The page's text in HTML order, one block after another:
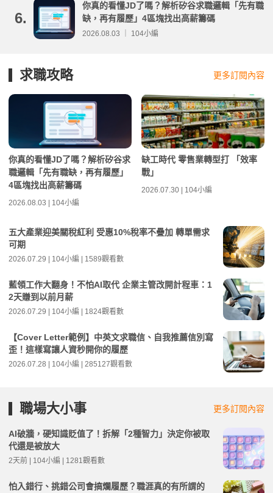
6.
你真的看懂JD了嗎？解析矽谷求職邏輯「先有職
缺，再有履歷」4區塊找出高薪籌碼
2026.08.03 ｜ 104小編
求職攻略 更多訂閱內容
你真的看懂JD了嗎？解析矽谷求
職邏輯「先有職缺，再有履歷」
4區塊找出高薪籌碼
2026.08.03 | 104小編
缺工時代 零售業轉型打 「效率
戰」
2026.07.30 | 104小編
五大產業迎美關稅紅利 受惠10%稅率不疊加 轉單需求
可期
2026.07.29 | 104小編 | 1589觀看數
藍領工作大翻身！不怕AI取代 企業主管改開計程車：1
2天賺到以前月薪
2026.07.29 | 104小編 | 1824觀看數
【Cover Letter範例】中英文求職信、自我推薦信別寫
歪！這樣寫讓人資秒開你的履歷
2026.07.28 | 104小編 | 285127觀看數
職場大小事 更多訂閱內容
AI破牆，硬知識貶值了！拆解「2種智力」決定你被取
代還是被放大
2天前 | 104小編 | 1281觀看數
怕入錯行、挑錯公司會搞爛履歷？職涯真的有所謂的